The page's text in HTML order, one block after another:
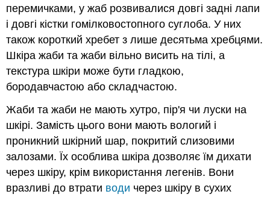
перемичками, у жаб розвивалися довгі задні лапи
і довгі кістки гомілковостопного суглоба. У них
також короткий хребет з лише десятьма хребцями.
Шкіра жаби та жаби вільно висить на тілі, а
текстура шкіри може бути гладкою,
бородавчастою або складчастою.
Жаби та жаби не мають хутро, пір'я чи луски на
шкірі. Замість цього вони мають вологий і
проникний шкірний шар, покритий слизовими
залозами. Їх особлива шкіра дозволяє їм дихати
через шкіру, крім використання легенів. Вони
вразливі до втрати води через шкіру в сухих